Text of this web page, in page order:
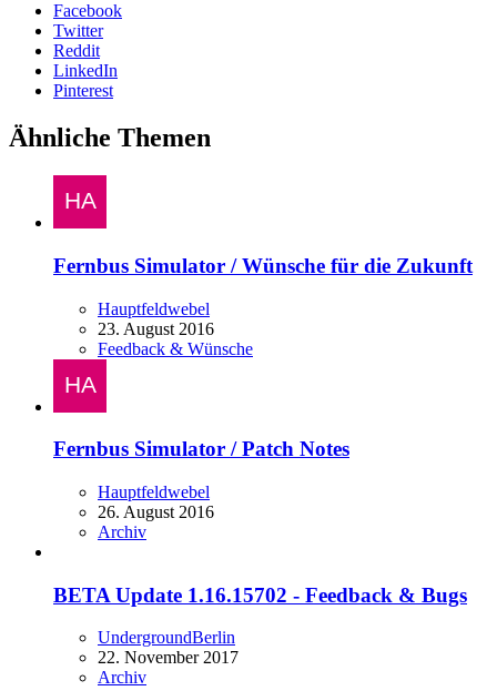
Facebook
Twitter
Reddit
LinkedIn
Pinterest
Ähnliche Themen
Fernbus Simulator / Wünsche für die Zukunft
Hauptfeldwebel
23. August 2016
Feedback & Wünsche
Fernbus Simulator / Patch Notes
Hauptfeldwebel
26. August 2016
Archiv
BETA Update 1.16.15702 - Feedback & Bugs
UndergroundBerlin
22. November 2017
Archiv